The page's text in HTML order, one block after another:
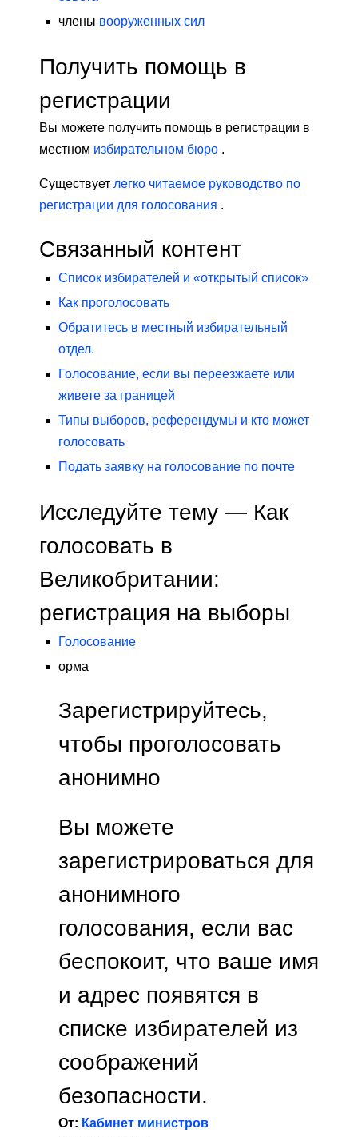
члены вооруженных сил
Получить помощь в
регистрации
Вы можете получить помощь в регистрации в
местном избирательном бюро .
Существует легко читаемое руководство по
регистрации для голосования .
Связанный контент
Список избирателей и «открытый список»
Как проголосовать
Обратитесь в местный избирательный
отдел.
Голосование, если вы переезжаете или
живете за границей
Типы выборов, референдумы и кто может
голосовать
Подать заявку на голосование по почте
Исследуйте тему — Как
голосовать в
Великобритании:
регистрация на выборы
Голосование
орма
Зарегистрируйтесь,
чтобы проголосовать
анонимно
Вы можете
зарегистрироваться для
анонимного
голосования, если вас
беспокоит, что ваше имя
и адрес появятся в
списке избирателей из
соображений
безопасности.
От: Кабинет министров